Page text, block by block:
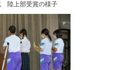
陸上部受賞の様子